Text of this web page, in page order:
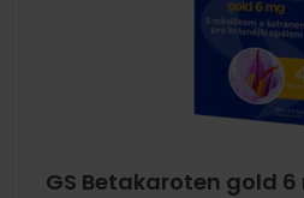
GS Betakaroten gold